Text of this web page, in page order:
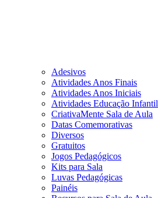
Adesivos
Atividades Anos Finais
Atividades Anos Iniciais
Atividades Educação Infantil
CriativaMente Sala de Aula
Datas Comemorativas
Diversos
Gratuitos
Jogos Pedagógicos
Kits para Sala
Luvas Pedagógicas
Painéis